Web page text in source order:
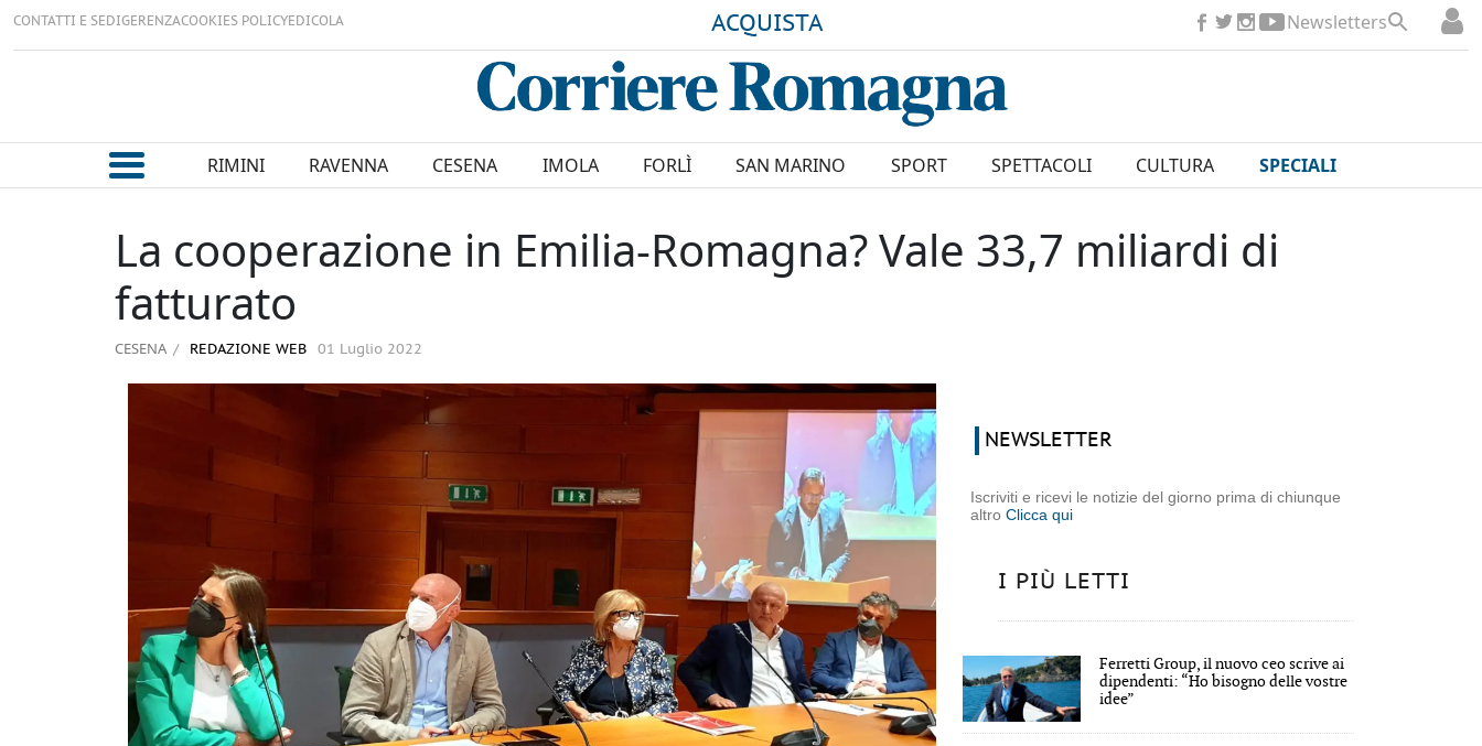
CONTATTI E SEDIGERENZACOOKIES POLICYEDICOLA ACQUISTA Newsletters
RIMINI RAVENNA CESENA IMOLA FORLÌ SAN MARINO SPORT SPETTACOLI CULTURA SPECIALI
La cooperazione in Emilia-Romagna? Vale 33,7 miliardi di
fatturato
CESENA REDAZIONE WEB 01 Luglio 2022
NEWSLETTER
Iscriviti e ricevi le notizie del giorno prima di chiunque
altroClicca qui
I PIÙ LETTI
Ferretti Group, il nuovo ceo scrive ai
dipendenti: “Ho bisogno delle vostre
idee”